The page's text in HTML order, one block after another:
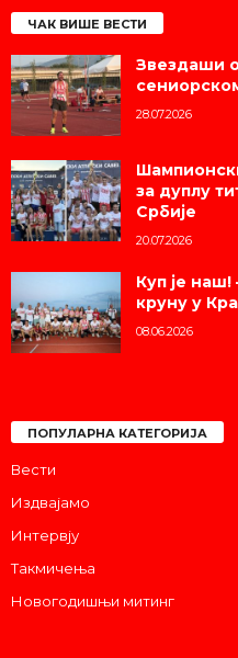
ЧАК ВИШЕ ВЕСТИ
Звездаши
28.07.2026
за дуплу
Србије
20.07.2026
Куп је
круну у
08.06.2026
ПОПУЛАРНА КАТЕГОРИЈА
Вести
Издвајамо
Интервју
Такмичења
Новогодишњи митинг